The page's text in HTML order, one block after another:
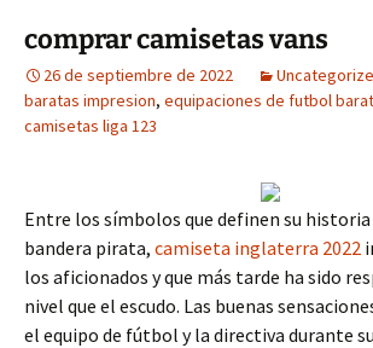
comprar camisetas vans
26 de septiembre de 2022
baratas impresion, equipaciones de futbol
camisetas liga 123
Entre los símbolos que definen su
bandera pirata, camiseta inglaterra 2022
los aficionados y que más tarde ha sido
nivel que el escudo. Las buenas
el equipo de fútbol y la directiva durante